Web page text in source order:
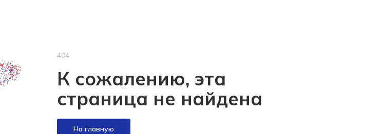
404
К сожалению, эта
страница не найдена
На главную